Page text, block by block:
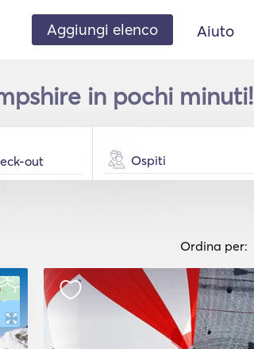
Aggiungi elenco Aiuto
in pochi minuti!
Ospiti
Ordina per: